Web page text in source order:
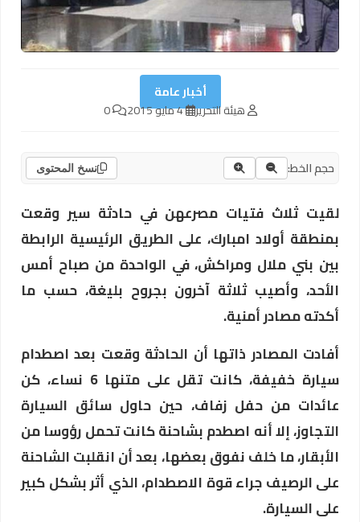
أخبار عامة
هيئة التحرير 4 مايو 2015 0
حجم الخط: نسخ المحتوى
لقيت ثلاث فتيات مصرعهن في حادثة سير وقعت
بمنطقة أولاد امبارك، على الطريق الرئيسية الرابطة
بين بني ملال ومراكش، في الواحدة من صباح أمس
الأحد، وأصيب ثلاثة آخرون بجروح بليغة، حسب ما
أكدته مصادر أمنية.
أفادت المصادر ذاتها أن الحادثة وقعت بعد اصطدام
سيارة خفيفة، كانت تقل على متنها 6 نساء، كن
عائدات من حفل زفاف، حين حاول سائق السيارة
التجاوز، إلا أنه اصطدم بشاحنة كانت تحمل رؤوسا من
الأبقار، ما خلف نفوق بعضها، بعد أن انقلبت الشاحنة
على الرصيف جراء قوة الاصطدام، الذي أثر بشكل كبير
على السيارة.